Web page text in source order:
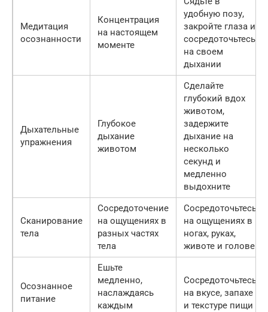
Медитация
осознанности
Концентрация
на настоящем
моменте
удобную позу,
закройте глаза и
сосредоточьтесь
на своем
дыхании
Дыхательные
упражнения
Глубокое
дыхание
животом
Сделайте
глубокий вдох
животом,
задержите
дыхание на
несколько
секунд и
медленно
выдохните
Сканирование
тела
Сосредоточение
на ощущениях в
разных частях
тела
Сосредоточьтесь
на ощущениях в
ногах, руках,
животе и голове
Осознанное
питание
Ешьте
медленно,
наслаждаясь
каждым
Сосредоточьтесь
на вкусе, запахе
и текстуре пищи